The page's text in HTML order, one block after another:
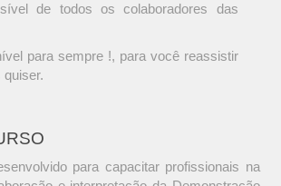
de todos os colaboradores das
para sempre !, para você reassistir
para capacitar profissionais na